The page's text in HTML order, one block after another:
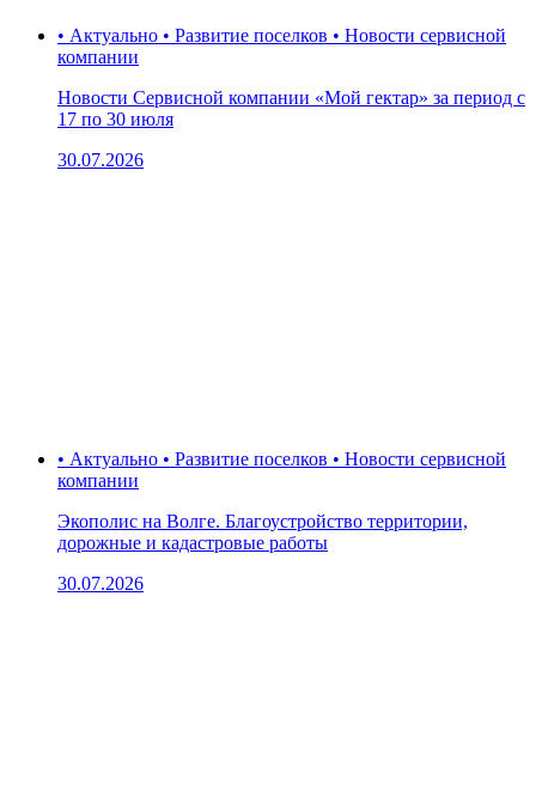
• Актуально • Развитие поселков • Новости сервисной
компании
Новости Сервисной компании «Мой гектар» за период с
17 по 30 июля
30.07.2026
• Актуально • Развитие поселков • Новости сервисной
компании
Экополис на Волге. Благоустройство территории,
дорожные и кадастровые работы
30.07.2026